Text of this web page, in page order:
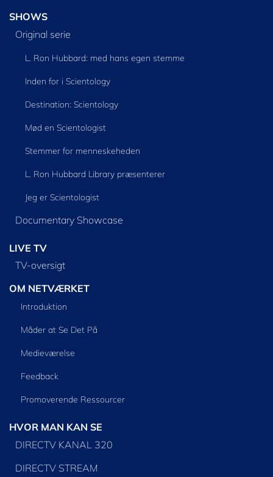
SHOWS
Original serie
L. Ron Hubbard: med hans egen stemme
Inden for i Scientology
Destination: Scientology
Mød en Scientologist
Stemmer for menneskeheden
L. Ron Hubbard Library præsenterer
Jeg er Scientologist
Documentary Showcase
LIVE TV
TV-oversigt
OM NETVÆRKET
Introduktion
Måder at Se Det På
Medieværelse
Feedback
Promoverende Ressourcer
HVOR MAN KAN SE
DIRECTV KANAL 320
DIRECTV STREAM